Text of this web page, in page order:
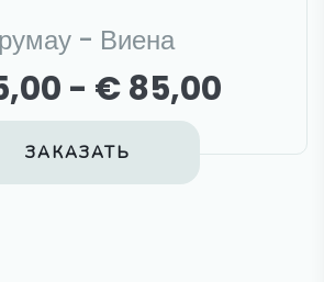
- Виена
- € 85,00
ЗАКАЗАТЬ